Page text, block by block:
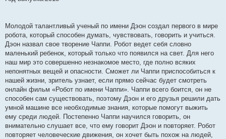
Молодой талантливый ученый по имени Дэон создал первого в мире
робота, который способен думать, чувствовать, говорить и учиться.
Дэон назвал свое творение Чаппи. Робот ведет себя словно
маленький ребенок, который только что появился на свет. Для него
наш мир это совершенно незнакомое место, где полно всяких
непонятных вещей и опасности. Сможет ли Чаппи приспособиться к
нашей жизни, зритель узнает, если прямо сейчас будет смотреть
онлайн фильм «Робот по имени Чаппи». Чаппи всего боится, он не
способен сам существовать, поэтому Дэон и его друзья решили дать
умной машине все необходимые знания, которые помогут выжить
ему среди людей. Постепенно Чаппи научился говорить, он
внимательно слушает все, что ему говорит Дэон и повторяет. Робот
повторяет человеческие движения, он хочет быть похож на людей,